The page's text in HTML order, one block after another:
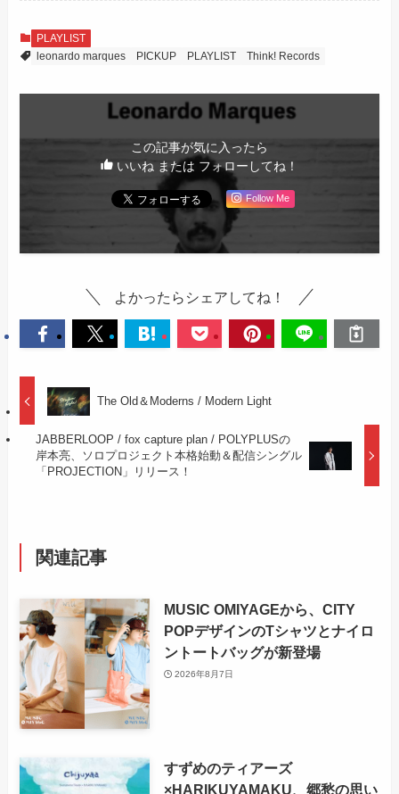
PLAYLIST
leonardo marques
PICKUP PLAYLIST Think! Records
この記事が気に入ったら
いいね または フォローしてね！
Follow Me
よかったらシェアしてね！
The Old＆Moderns / Modern Light
JABBERLOOP / fox capture plan / POLYPLUSの
岸本亮、ソロプロジェクト本格始動＆配信シングル
「PROJECTION」リリース！
関連記事
MUSIC OMIYAGEから、CITY
POPデザインのTシャツとナイロ
ントートバッグが新登場
2026年8月7日
すずめのティアーズ
×HARIKUYAMAKU、郷愁の思い